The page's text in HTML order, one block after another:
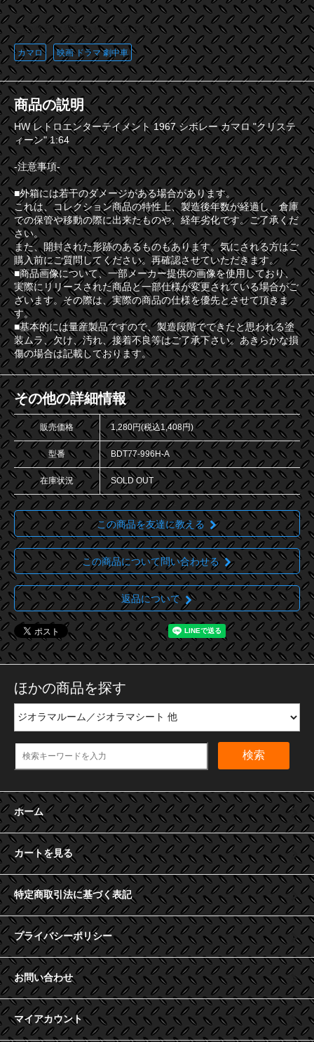
この商品に登録されているタグ
カマロ 映画 ドラマ 劇中車
商品の説明
HW レトロエンターテイメント 1967 シボレー カマロ "クリステ
ィーン" 1:64
-注意事項-
■外箱には若干のダメージがある場合があります。
これは、コレクション商品の特性上、製造後年数が経過し、倉庫
での保管や移動の際に出来たものや、経年劣化です。ご了承くだ
さい。
また、開封された形跡のあるものもあります。気にされる方はご
購入前にご質問してください。再確認させていただきます。
■商品画像について、一部メーカー提供の画像を使用しており、
実際にリリースされた商品と一部仕様が変更されている場合がご
ざいます。その際は、実際の商品の仕様を優先とさせて頂きま
す。
■基本的には量産製品ですので、製造段階でできたと思われる塗
装ムラ、欠け、汚れ、接着不良等はご了承下さい。あきらかな損
傷の場合は記載しております。
その他の詳細情報
販売価格 1,280円(税込1,408円)
型番 BDT77-996H-A
在庫状況 SOLD OUT
この商品を友達に教える
この商品について問い合わせる
返品について
ほかの商品を探す
検索
ホーム
カートを見る
特定商取引法に基づく表記
プライバシーポリシー
お問い合わせ
マイアカウント